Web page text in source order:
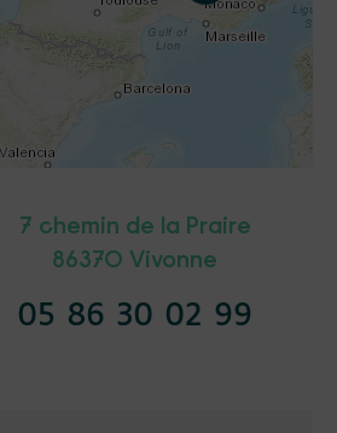
7 chemin de la Praire
86370 Vivonne
05 86 30 02 99